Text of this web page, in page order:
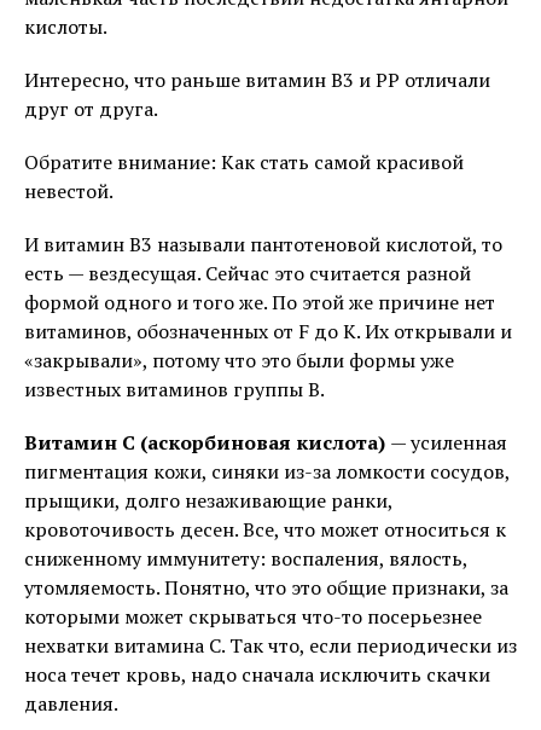
кислоты.
Интересно, что раньше витамин В3 и РР отличали
друг от друга.
Обратите внимание: Как стать самой красивой
невестой.
И витамин В3 называли пантотеновой кислотой, то
есть — вездесущая. Сейчас это считается разной
формой одного и того же. По этой же причине нет
витаминов, обозначенных от F до К. Их открывали и
«закрывали», потому что это были формы уже
известных витаминов группы В.
Витамин С (аскорбиновая кислота) — усиленная
пигментация кожи, синяки из-за ломкости сосудов,
прыщики, долго незаживающие ранки,
кровоточивость десен. Все, что может относиться к
сниженному иммунитету: воспаления, вялость,
утомляемость. Понятно, что это общие признаки, за
которыми может скрываться что-то посерьезнее
нехватки витамина С. Так что, если периодически из
носа течет кровь, надо сначала исключить скачки
давления.